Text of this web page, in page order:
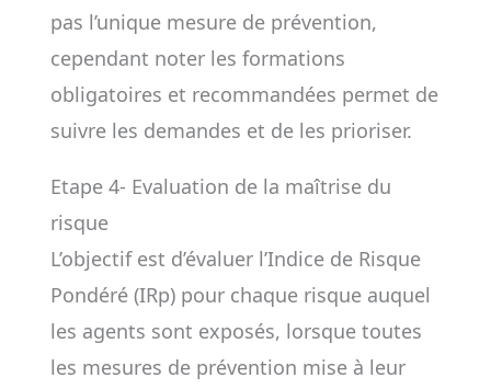
pas l’unique mesure de prévention,
cependant noter les formations
obligatoires et recommandées permet de
suivre les demandes et de les prioriser.
Etape 4- Evaluation de la maîtrise du
risque
L’objectif est d’évaluer l’Indice de Risque
Pondéré (IRp) pour chaque risque auquel
les agents sont exposés, lorsque toutes
les mesures de prévention mise à leur